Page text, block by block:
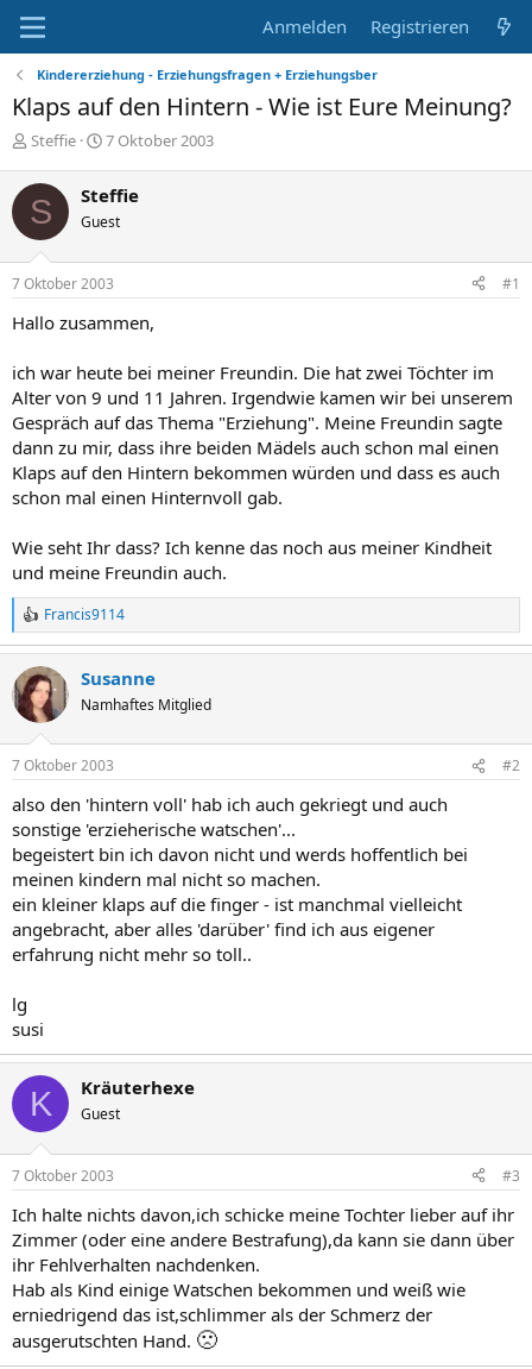
Anmelden Registrieren
Kindererziehung - Erziehungsfragen + Erziehungsber
Klaps auf den Hintern - Wie ist Eure Meinung?
E
s
t
e
l
l
e
Steffie
E
t
e
l
t
m
7 Oktober 2003
S Steffie
Guest
7 Oktober 2003 #1
Hallo zusammen,
ich war heute bei meiner Freundin. Die hat zwei Töchter im
Alter von 9 und 11 Jahren. Irgendwie kamen wir bei unserem
Gespräch auf das Thema "Erziehung". Meine Freundin sagte
dann zu mir, dass ihre beiden Mädels auch schon mal einen
Klaps auf den Hintern bekommen würden und dass es auch
schon mal einen Hinternvoll gab.
Wie seht Ihr dass? Ich kenne das noch aus meiner Kindheit
und meine Freundin auch.
R
e
a
k
t
i
e
:
Francis9114
Susanne
Namhaftes Mitglied
7 Oktober 2003 #2
also den 'hintern voll' hab ich auch gekriegt und auch
sonstige 'erzieherische watschen'...
begeistert bin ich davon nicht und werds hoffentlich bei
meinen kindern mal nicht so machen.
ein kleiner klaps auf die finger - ist manchmal vielleicht
angebracht, aber alles 'darüber' find ich aus eigener
erfahrung nicht mehr so toll..
lg
susi
K Kräuterhexe
Guest
7 Oktober 2003 #3
Ich halte nichts davon,ich schicke meine Tochter lieber auf ihr
Zimmer (oder eine andere Bestrafung),da kann sie dann über
ihr Fehlverhalten nachdenken.
Hab als Kind einige Watschen bekommen und weiß wie
erniedrigend das ist,schlimmer als der Schmerz der
ausgerutschten Hand. 🙁